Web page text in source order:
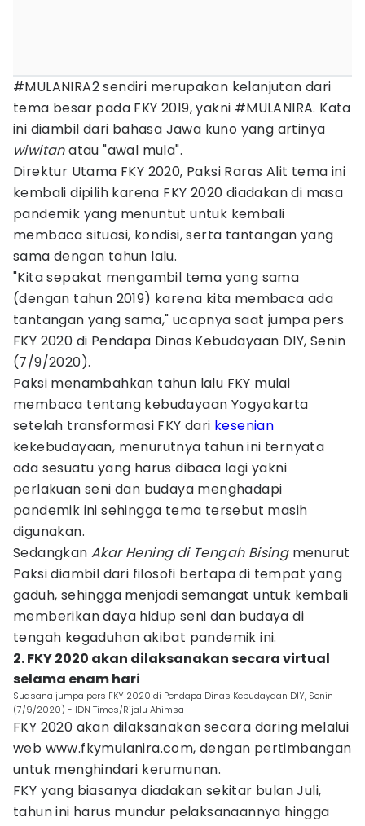
#MULANIRA2 sendiri merupakan kelanjutan dari
tema besar pada FKY 2019, yakni #MULANIRA. Kata
ini diambil dari bahasa Jawa kuno yang artinya
wiwitanatau "awal mula".
Direktur Utama FKY 2020, Paksi Raras Alit tema ini
kembali dipilih karena FKY 2020 diadakan di masa
pandemik yang menuntut untuk kembali
membaca situasi, kondisi, serta tantangan yang
sama dengan tahun lalu.
"Kita sepakat mengambil tema yang sama
(dengan tahun 2019) karena kita membaca ada
tantangan yang sama," ucapnya saat jumpa pers
FKY 2020 di Pendapa Dinas Kebudayaan DIY, Senin
(7/9/2020).
Paksi menambahkan tahun lalu FKY mulai
membaca tentang kebudayaan Yogyakarta
setelah transformasi FKY dari kesenian
kekebudayaan, menurutnya tahun ini ternyata
ada sesuatu yang harus dibaca lagi yakni
perlakuan seni dan budaya menghadapi
pandemik ini sehingga tema tersebut masih
digunakan.
Sedangkan Akar Hening di Tengah Bisingmenurut
Paksi diambil dari filosofi bertapa di tempat yang
gaduh, sehingga menjadi semangat untuk kembali
memberikan daya hidup seni dan budaya di
tengah kegaduhan akibat pandemik ini.
2. FKY 2020 akan dilaksanakan secara virtual
selama enam hari
Suasana jumpa pers FKY 2020 di Pendapa Dinas Kebudayaan DIY, Senin
(7/9/2020) - IDN Times/Rijalu Ahimsa
FKY 2020 akan dilaksanakan secara daring melalui
web www.fkymulanira.com, dengan pertimbangan
untuk menghindari kerumunan.
FKY yang biasanya diadakan sekitar bulan Juli,
tahun ini harus mundur pelaksanaannya hingga